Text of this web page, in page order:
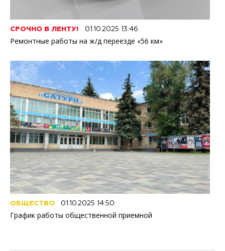
СРОЧНО В ЛЕНТУ! 01.10.2025 13:46
Ремонтные работы на ж/д переезде «56 км»
ОБЩЕСТВО 01.10.2025 14:50
График работы общественной приемной